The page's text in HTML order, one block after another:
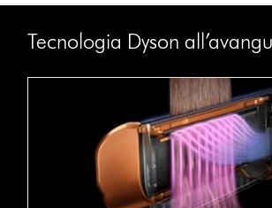
Tecnologia Dyson